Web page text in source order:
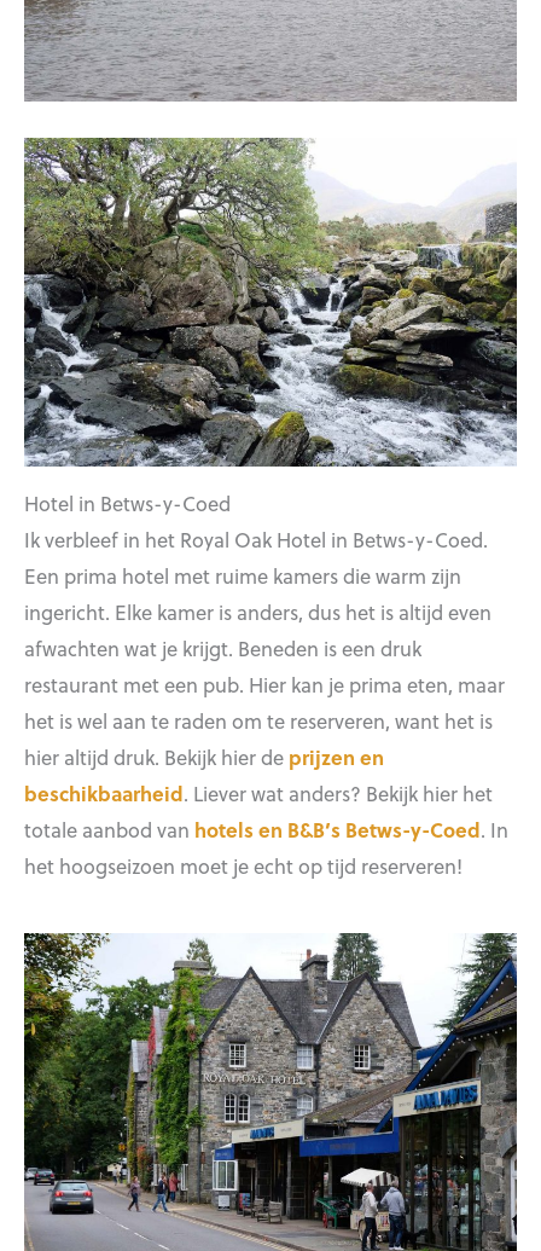
Hotel in Betws-y-Coed
Ik verbleef in het Royal Oak Hotel in Betws-y-Coed.
Een prima hotel met ruime kamers die warm zijn
ingericht. Elke kamer is anders, dus het is altijd even
afwachten wat je krijgt. Beneden is een druk
restaurant met een pub. Hier kan je prima eten, maar
het is wel aan te raden om te reserveren, want het is
hier altijd druk. Bekijk hier de prijzen en
beschikbaarheid. Liever wat anders? Bekijk hier het
totale aanbod van hotels en B&B’s Betws-y-Coed. In
het hoogseizoen moet je echt op tijd reserveren!